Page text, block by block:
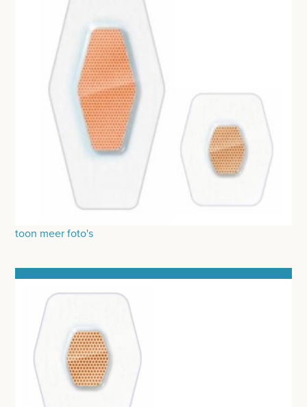
FIXATIEPLEISTERS
MEDISCHE VERZORGINGSSETS
GIPSMATERIAAL
BRACES
BANDAGES VOOR DIEREN
WATTEN-DEPPERS
ORTHOPEDISCHE BRACES
HANDSCHOENEN
HECHTINGSMATERIAAL
OPERATIE-PROTECTIEMATERIAAL
HYGIENE
THUISZORG
Waterdichte filmpleisters
beweegt mee met elke beweging
plakt ook op de natte of bezwete huid
toon meer foto's